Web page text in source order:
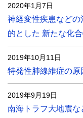
2020年1月7日
神経変性疾患など
的とした 新たな化
2019年10月11日
特発性肺線維症の
2019年9月19日
南海トラフ大地震